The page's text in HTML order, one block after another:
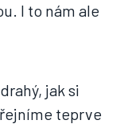
I to nám ale
jak si
teprve